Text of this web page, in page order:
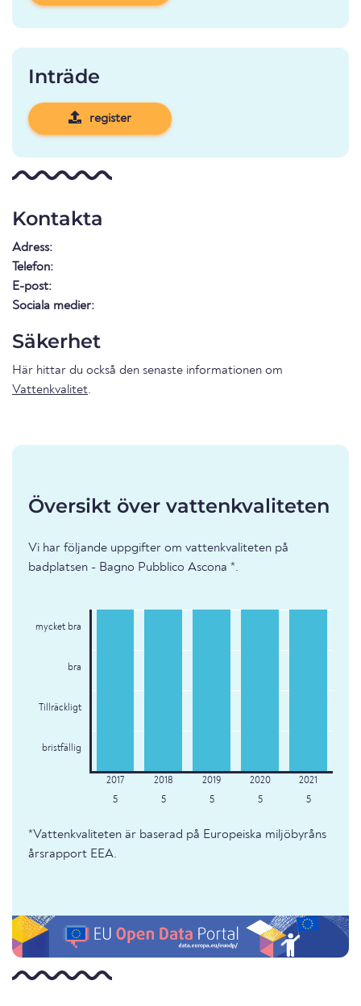
Inträde
register
Kontakta
Adress:
Telefon:
E-post:
Sociala medier:
Säkerhet
Här hittar du också den senaste informationen om
Vattenkvalitet.
Översikt över vattenkvaliteten
Vi har följande uppgifter om vattenkvaliteten på
badplatsen - Bagno Pubblico Ascona *.
mycket bra
bra
Tillräckligt
bristfällig
5 5 5 5 5
*Vattenkvaliteten är baserad på Europeiska miljöbyråns
årsrapport EEA.